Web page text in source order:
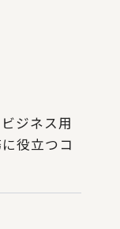
ジネス用
役立つコ